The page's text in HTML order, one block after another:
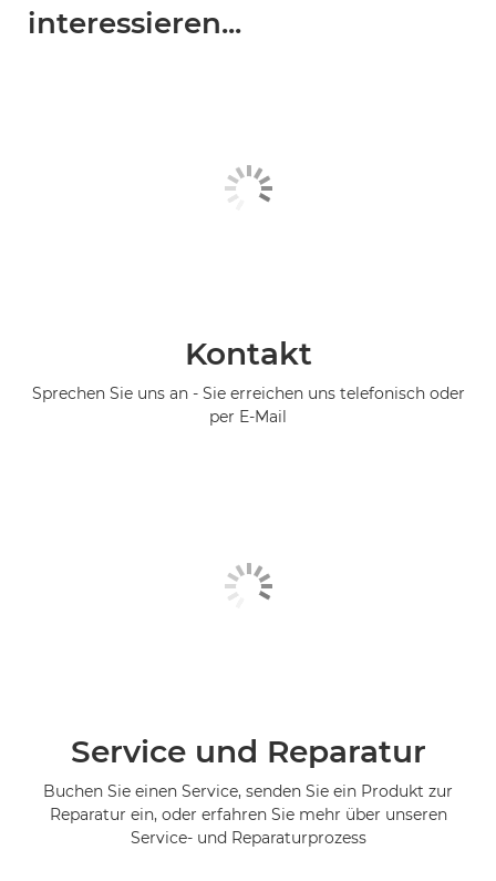
interessieren...
Kontakt
Sprechen Sie uns an - Sie erreichen uns telefonisch oder
per E-Mail
Service und Reparatur
Buchen Sie einen Service, senden Sie ein Produkt zur
Reparatur ein, oder erfahren Sie mehr über unseren
Service- und Reparaturprozess